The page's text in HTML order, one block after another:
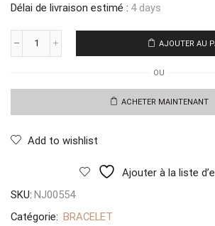
Délai de livraison estimé : 4 days
quantité
Leone
AJOUTER AU
OU
ACHETER MAINTENANT
Add to wishlist
Ajouter à la liste
SKU: NJ00554
Catégorie: BRACELET